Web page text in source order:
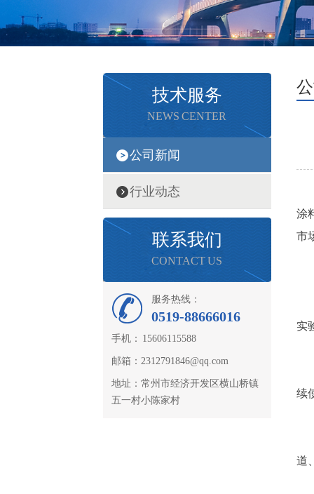
技术服务
NEWS CENTER
公司新闻
行业动态
联系我们
CONTACT US
服务热线：
0519-88666016
手机： 15606115588
邮箱：2312791846@qq.com
地址：常州市经济开发区横山桥镇
五一村小陈家村
涂
市
实
续
道